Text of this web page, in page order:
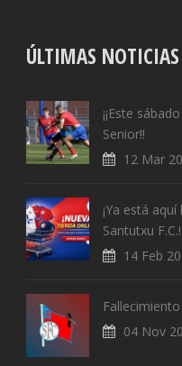
ÚLTIMAS NOTICIAS
¡¡Este
Senior!!
12 Mar
¡Ya está
Santutxu F.C.!
14 Feb
04 Nov